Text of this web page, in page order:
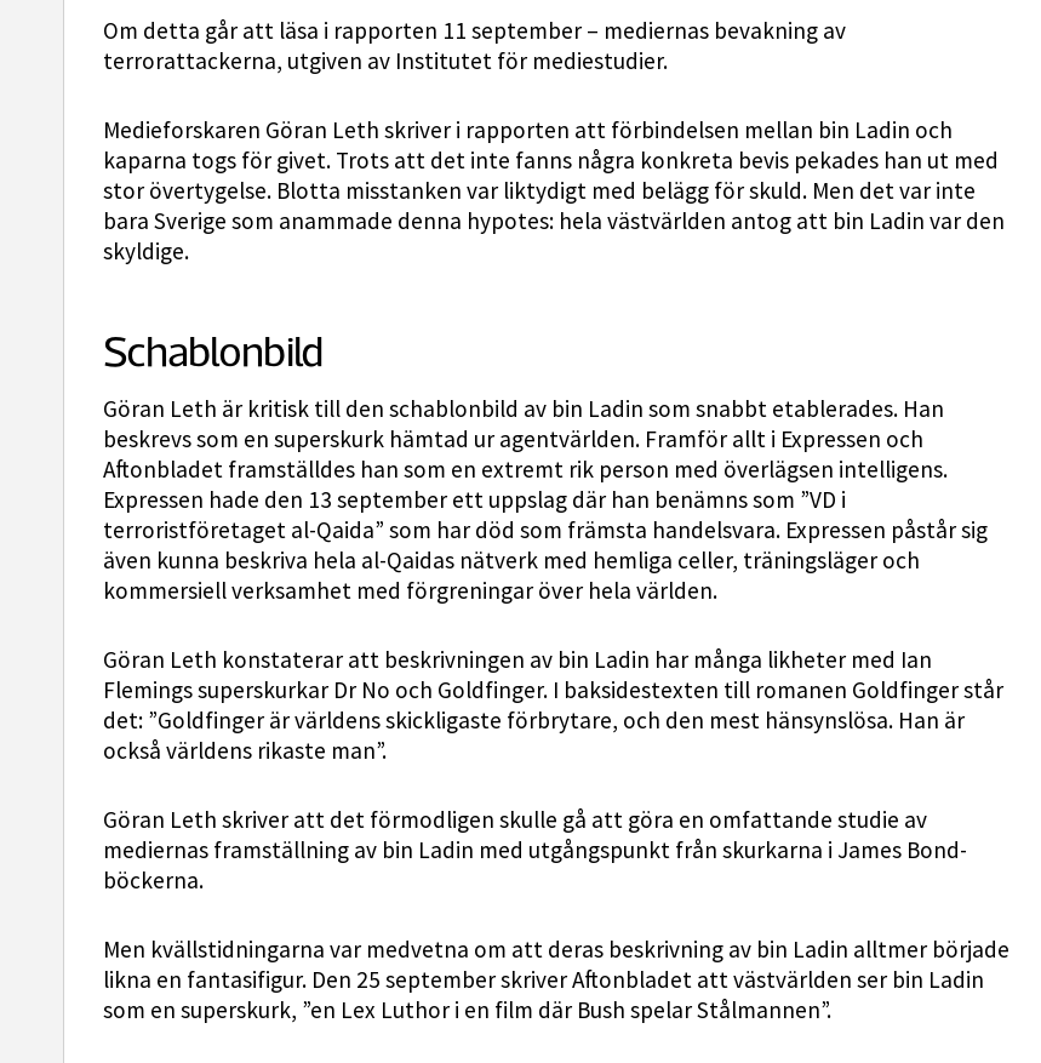
Om detta går att läsa i rapporten 11 september – mediernas bevakning av
terrorattackerna, utgiven av Institutet för mediestudier.
Medieforskaren Göran Leth skriver i rapporten att förbindelsen mellan bin Ladin och
kaparna togs för givet. Trots att det inte fanns några konkreta bevis pekades han ut med
stor övertygelse. Blotta misstanken var liktydigt med belägg för skuld. Men det var inte
bara Sverige som anammade denna hypotes: hela västvärlden antog att bin Ladin var den
skyldige.
Schablonbild
Göran Leth är kritisk till den schablonbild av bin Ladin som snabbt etablerades. Han
beskrevs som en superskurk hämtad ur agentvärlden. Framför allt i Expressen och
Aftonbladet framställdes han som en extremt rik person med överlägsen intelligens.
Expressen hade den 13 september ett uppslag där han benämns som ”VD i
terroristföretaget al-Qaida” som har död som främsta handelsvara. Expressen påstår sig
även kunna beskriva hela al-Qaidas nätverk med hemliga celler, träningsläger och
kommersiell verksamhet med förgreningar över hela världen.
Göran Leth konstaterar att beskrivningen av bin Ladin har många likheter med Ian
Flemings superskurkar Dr No och Goldfinger. I baksidestexten till romanen Goldfinger står
det: ”Goldfinger är världens skickligaste förbrytare, och den mest hänsynslösa. Han är
också världens rikaste man”.
Göran Leth skriver att det förmodligen skulle gå att göra en omfattande studie av
mediernas framställning av bin Ladin med utgångspunkt från skurkarna i James Bond-
böckerna.
Men kvällstidningarna var medvetna om att deras beskrivning av bin Ladin alltmer började
likna en fantasifigur. Den 25 september skriver Aftonbladet att västvärlden ser bin Ladin
som en superskurk, ”en Lex Luthor i en film där Bush spelar Stålmannen”.